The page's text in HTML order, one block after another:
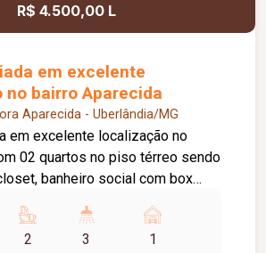
R$ 4.500,00 L
em excelente
bairro Aparecida
Aparecida - Uberlândia/MG
em excelente localização no
02 quartos no piso térreo sendo
banheiro social com box
02 quartos sendo 01 suíte com
toda planejada com armários,
2 3 1